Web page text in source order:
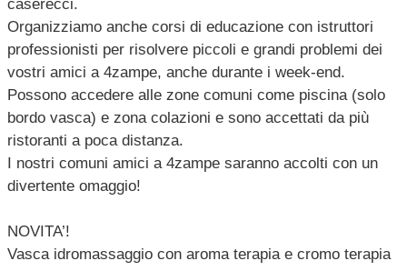
caserecci.
Organizziamo anche corsi di educazione con istruttori
professionisti per risolvere piccoli e grandi problemi dei
vostri amici a 4zampe, anche durante i week-end.
Possono accedere alle zone comuni come piscina (solo
bordo vasca) e zona colazioni e sono accettati da più
ristoranti a poca distanza.
I nostri comuni amici a 4zampe saranno accolti con un
divertente omaggio!
NOVITA’!
Vasca idromassaggio con aroma terapia e cromo terapia